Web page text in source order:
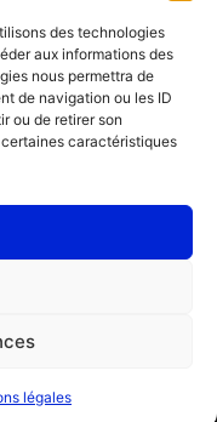
des technologies
aux informations des
nous permettra de
de navigation ou les ID
ou de retirer son
caractéristiques
légales
uma oficina